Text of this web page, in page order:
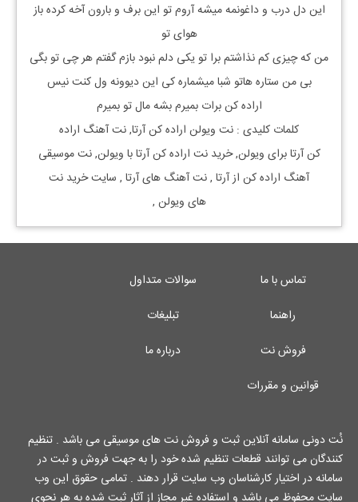
این دل درب و داغونمه میشه آروم تو این برف و بارون آخه کرده باز
هوای تو
من که چیزی کم نذاشتم برا تو یکی دلم نبود بازم گفتم هر چی تو بگی
بی من ستاره هاتو شبا میشماره کی این دیوونه ول کنت نیس
اراده کن برات بمیرم بشه مال تو بمیرم
کلمات کلیدی : نت ویولن اراده کنآرتا, نت آهنگ اراده
کنآرتابرای ویولن, خرید نت اراده کنآرتابا ویولن, نت موسیقی
آهنگ اراده کن ازآرتا , نت آهنگ هایآرتا , سایت خرید نت
های ویولن ,
تماس با ما
سوالات متداول
راهنما
تبلیغات
فروش نت
درباره ما
قوانین و مقررات
نُت دونی سامانه آنلاین ثبت و فروش نت های موسیقی می باشد . تنظیم
کنندگان می توانند قطعات تنظیم شده خود را به جهت فروش و ثبت در
سامانه در اختیار کارشناسان وب سایت قرار دهند . تمامی حقوق این وب
سایت محفوظ می باشد و استفاده غیر مجاز از آثار ثبت شده به هر نحوی